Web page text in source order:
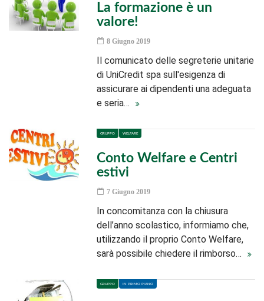
La formazione è un
valore!
8 Giugno 2019
Il comunicato delle segreterie unitarie
di UniCredit spa sull'esigenza di
assicurare ai dipendenti una adeguata
e seria…
GRUPPO WELFARE
Conto Welfare e Centri
estivi
7 Giugno 2019
In concomitanza con la chiusura
dell’anno scolastico, informiamo che,
utilizzando il proprio Conto Welfare,
sarà possibile chiedere il rimborso…
GRUPPO IN PRIMO PIANO